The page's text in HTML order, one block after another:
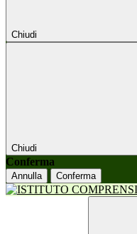
Chiudi
Chiudi
Conferma
Annulla Conferma